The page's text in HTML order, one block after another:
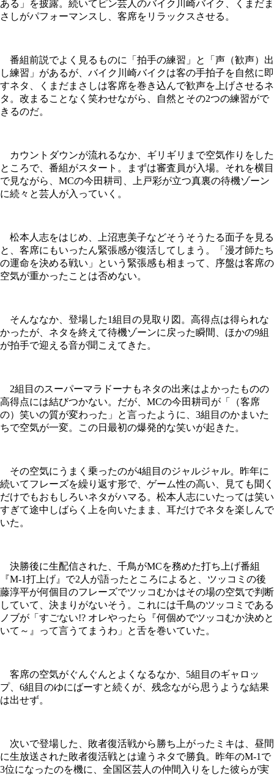
ある」を披露。続いてピン芸人のバイク川崎バイク、くまだま
さしがパフォーマンスし、客席をリラックスさせる。
番組前説でよく見るものに「拍手の練習」と「声（歓声）出
し練習」があるが、バイク川崎バイクは客の手拍子を自然に即
すネタ、くまだまさしは客席を巻き込んで歓声を上げさせるネ
タ。改まることなく笑わせながら、自然とその2つの練習がで
きるのだ。
カウントダウンが流れるなか、ギリギリまで空気作りをした
ところで、番組がスタート。まずは審査員が入場。それを横目
で見ながら、MCの今田耕司、上戸彩が立つ真裏の待機ゾーン
に続々と芸人が入っていく。
松本人志をはじめ、上沼恵美子などそうそうたる面子を見る
と、客席にもいったん緊張感が復活してしまう。「漫才師たち
の運命を決める戦い」という緊張感も相まって、序盤は客席の
空気が重かったことは否めない。
そんななか、登場した1組目の見取り図。高得点は得られな
かったが、ネタを終えて待機ゾーンに戻った瞬間、ほかの9組
が拍手で迎える音が聞こえてきた。
2組目のスーパーマラドーナもネタの出来はよかったものの
高得点には結びつかない。だが、MCの今田耕司が「（客席
の）笑いの質が変わった」と言ったように、3組目のかまいた
ちで空気が一変。この日最初の爆発的な笑いが起きた。
その空気にうまく乗ったのが4組目のジャルジャル。昨年に
続いてフレーズを繰り返す形で、ゲーム性の高い、見ても聞く
だけでもおもしろいネタがハマる。松本人志にいたっては笑い
すぎて途中しばらく上を向いたまま、耳だけでネタを楽しんで
いた。
決勝後に生配信された、千鳥がMCを務めた打ち上げ番組
『M-1打上げ』で2人が語ったところによると、ツッコミの後
藤淳平が何個目のフレーズでツッコむかはその場の空気で判断
していて、決まりがないそう。これには千鳥のツッコミである
ノブが「すごない!? オレやったら『何個めでツッコむか決めと
いて～』って言うてまうわ」と舌を巻いていた。
客席の空気がぐんぐんとよくなるなか、5組目のギャロッ
プ、6組目のゆにばーすと続くが、残念ながら思うような結果
は出せず。
次いで登場した、敗者復活戦から勝ち上がったミキは、昼間
に生放送された敗者復活戦とは違うネタで勝負。昨年のM-1で
3位になったのを機に、全国区芸人の仲間入りをした彼らが実